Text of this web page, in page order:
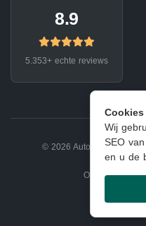
Wij
SEO
en u de
8.9
5.353+ echte reviews
© 2026 Autobanden
Onderdeel van